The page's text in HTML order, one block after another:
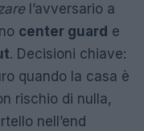
l’avversario a
center guard e
. Decisioni chiave:
quando la casa è
rischio di nulla,
nell’end